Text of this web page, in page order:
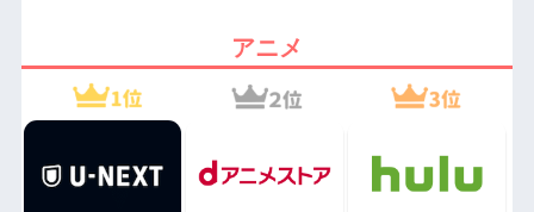
アニメ